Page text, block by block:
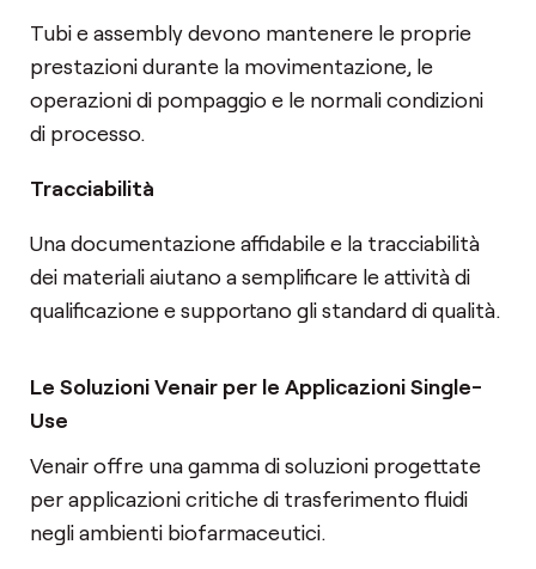
Tubi e assembly devono mantenere le proprie
prestazioni durante la movimentazione, le
operazioni di pompaggio e le normali condizioni
di processo.
Tracciabilità
Una documentazione affidabile e la tracciabilità
dei materiali aiutano a semplificare le attività di
qualificazione e supportano gli standard di qualità.
Le Soluzioni Venair per le Applicazioni Single-
Use
Venair offre una gamma di soluzioni progettate
per applicazioni critiche di trasferimento fluidi
negli ambienti biofarmaceutici.